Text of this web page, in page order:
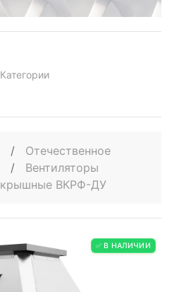
Категории
/
Отечественное
/
Вентиляторы
крышные ВКРФ-ДУ
✅ В НАЛИЧИИ